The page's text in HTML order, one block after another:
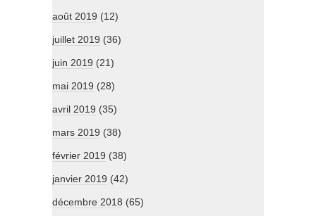
août 2019 (12)
juillet 2019 (36)
juin 2019 (21)
mai 2019 (28)
avril 2019 (35)
mars 2019 (38)
février 2019 (38)
janvier 2019 (42)
décembre 2018 (65)